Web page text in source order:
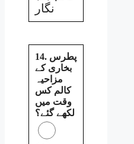
نگار
14. پطرس
بخاری کے
مزاحیہ
کالم کس
وقت میں
لکھے گئے؟